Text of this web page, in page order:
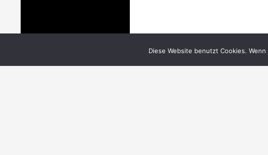
Diese Website benutzt Cookies.